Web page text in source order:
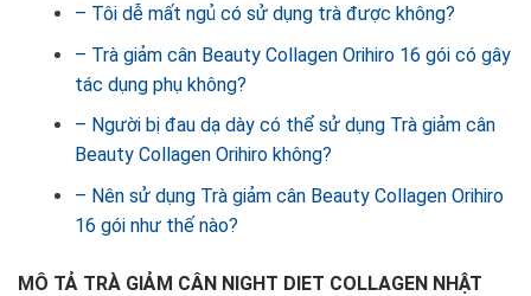
– Tôi dễ mất ngủ có sử dụng trà được không?
– Trà giảm cân Beauty Collagen Orihiro 16 gói có gây
tác dụng phụ không?
– Người bị đau dạ dày có thể sử dụng Trà giảm cân
Beauty Collagen Orihiro không?
– Nên sử dụng Trà giảm cân Beauty Collagen Orihiro
16 gói như thế nào?
MÔ TẢ TRÀ GIẢM CÂN NIGHT DIET COLLAGEN NHẬT